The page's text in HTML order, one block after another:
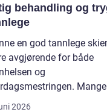
behandling og
en god tannlege
avgjørende for både
og
2026